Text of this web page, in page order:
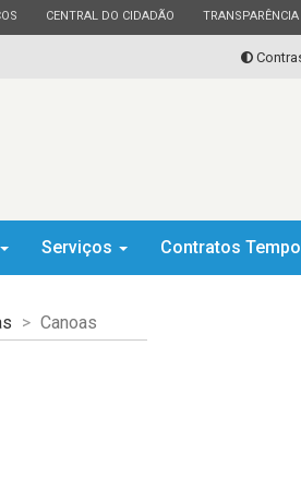
ESTADO
CENTRAL DO CIDADÃO ESTADO
TRANSPARÊNCIA
Serviços Contratos
Canoas